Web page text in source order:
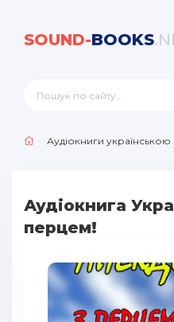
SOUND-BOOKS
Аудіокниги українською
Аудіокнига
перцем!